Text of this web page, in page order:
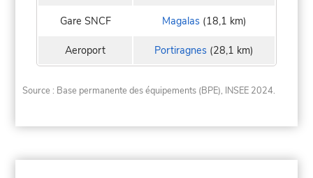
Gare SNCF Magalas(18,1 km)
Aeroport Portiragnes (28,1 km)
Source : Base permanente des équipements (BPE), INSEE 2024.